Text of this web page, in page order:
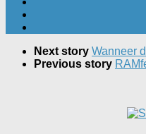
Next story Wanneer
Previous story